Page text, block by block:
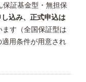
保証基金型・無担保
込み、正式申込は
ます（全国保証型は
用条件が用意され